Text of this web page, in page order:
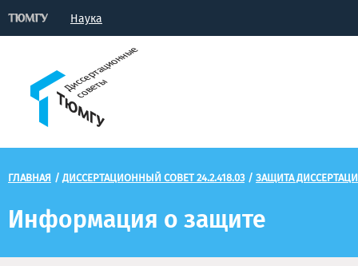
Наука
ГЛАВНАЯ /ДИССЕРТАЦИОННЫЙ СОВЕТ 24.2.418.03 / ЗАЩИТА
Информация о защите